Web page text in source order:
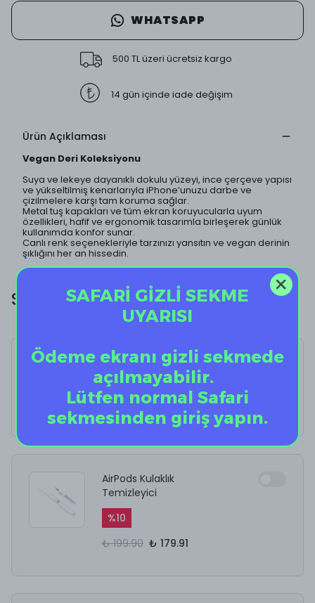
WHATSAPP
500 TL üzeri ücretsiz kargo
14 gün içinde iade değişim
Ürün Açıklaması
Vegan Deri Koleksiyonu
Suya ve lekeye dayanıklı dokulu yüzeyi, ince çerçeve yapısı
ve yükseltilmiş kenarlarıyla iPhone’unuzu darbe ve
çizilmelere karşı tam koruma sağlar.
Metal tuş kapakları ve tüm ekran koruyucularla uyum
özellikleri, hafif ve ergonomik tasarımla birleşerek günlük
kullanımda konfor sunar.
Canlı renk seçenekleriyle tarzınızı yansıtın ve vegan derinin
şıklığını her an hissedin.
SİZE ÖZEL EKSTRA İNDİRİM!
Black Spiral VG
%40
₺ 1,199.00 ₺ 719.40
AirPods Kulaklık
Temizleyici
%10
₺ 199.90 ₺ 179.91
SAFARİ GİZLİ SEKME
UYARISI
Ödeme ekranı gizli sekmede
açılmayabilir.
Lütfen normal Safari
sekmesinden giriş yapın.